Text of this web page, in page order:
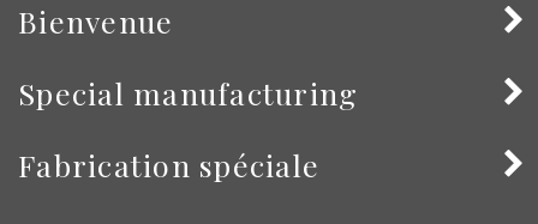
Bienvenue
Special manufacturing
Fabrication spéciale